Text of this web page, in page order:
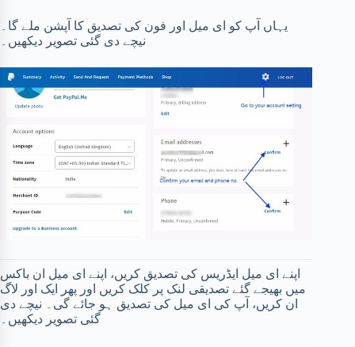
یہاں آپ کو ای میل اور فون کی تصدیق کا آپشن ملے گا۔
نیچے دی گئی تصویر دیکھیں۔
اپنے ای میل ایڈریس کی تصدیق کریں، اپنے ای میل ان باکس
میں بھیجے گئے تصدیقی لنک پر کلک کریں اور پھر ایک اور لاگ
ان کریں، آپ کی ای میل کی تصدیق ہو جائے گی۔ نیچے دی
گئی تصویر دیکھیں۔